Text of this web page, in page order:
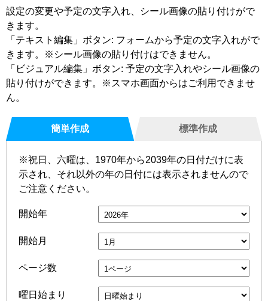
設定の変更や予定の文字入れ、シール画像の貼り付けがで
きます。
「テキスト編集」ボタン: フォームから予定の文字入れがで
きます。※シール画像の貼り付けはできません。
「ビジュアル編集」ボタン: 予定の文字入れやシール画像の
貼り付けができます。※スマホ画面からはご利用できませ
ん。
簡単作成 標準作成
※祝日、六曜は、1970年から2039年の日付だけに表
示され、それ以外の年の日付には表示されませんので
ご注意ください。
開始年
開始月
ページ数
曜日始まり